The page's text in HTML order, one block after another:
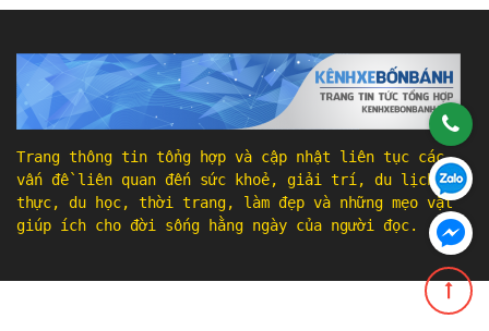
Trang thông tin tổng hợp và cập nhật liên tục các
vấn đề liên quan đến sức khoẻ, giải trí, du lịch, ẩm
thực, du học, thời trang, làm đẹp và những mẹo vặt
giúp ích cho đời sống hằng ngày của người đọc.